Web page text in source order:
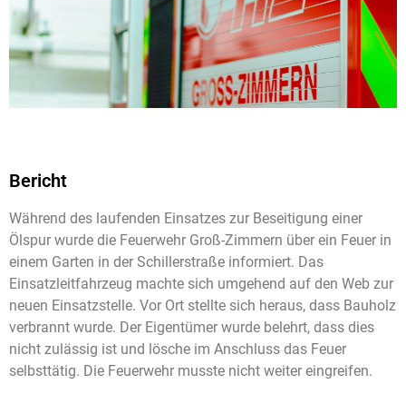
Bericht
Während des laufenden Einsatzes zur Beseitigung einer
Ölspur wurde die Feuerwehr Groß-Zimmern über ein Feuer in
einem Garten in der Schillerstraße informiert. Das
Einsatzleitfahrzeug machte sich umgehend auf den Web zur
neuen Einsatzstelle. Vor Ort stellte sich heraus, dass Bauholz
verbrannt wurde. Der Eigentümer wurde belehrt, dass dies
nicht zulässig ist und lösche im Anschluss das Feuer
selbsttätig. Die Feuerwehr musste nicht weiter eingreifen.